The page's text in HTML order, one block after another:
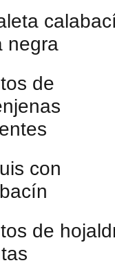
negra
de
con
de